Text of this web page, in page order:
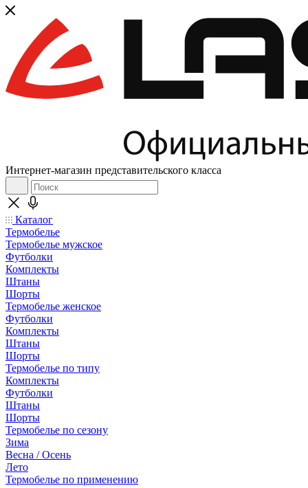
Интернет-магазин представительского класса
Каталог
Термобелье
Термобелье мужское
Футболки
Комплекты
Штаны
Шорты
Термобелье женское
Футболки
Комплекты
Штаны
Шорты
Термобелье по типу
Комплекты
Футболки
Штаны
Шорты
Термобелье по сезону
Зима
Весна / Осень
Лето
Термобелье по применению